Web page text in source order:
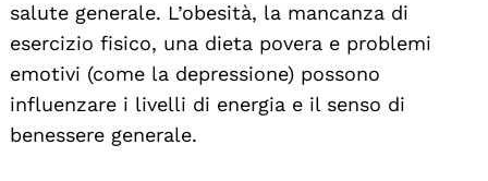
salute generale. L’obesità, la mancanza di
esercizio fisico, una dieta povera e problemi
emotivi (come la depressione) possono
influenzare i livelli di energia e il senso di
benessere generale.